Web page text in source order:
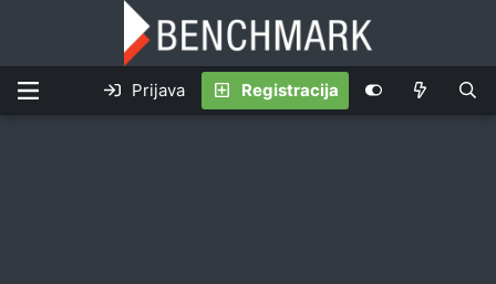
Prijava Registracija